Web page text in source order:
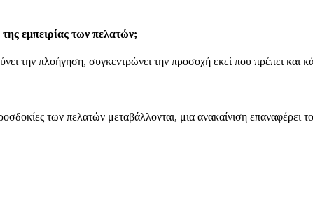
εμπειρίας των πελατών;
την πλοήγηση, συγκεντρώνει την προσοχή εκεί που πρέπει και
των πελατών μεταβάλλονται, μια ανακαίνιση επαναφέρει